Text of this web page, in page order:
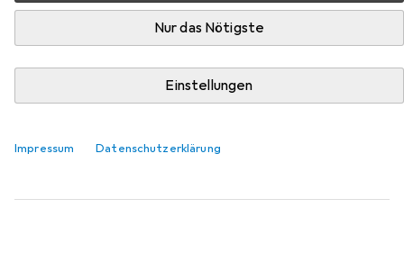
Nur das Nötigste
Einstellungen
Impressum Datenschutzerklärung
Produktliste